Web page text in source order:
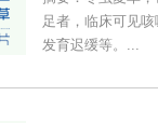
足者，临床可见
发育迟缓等。...